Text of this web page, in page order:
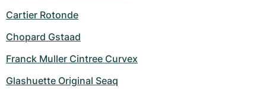
Cartier Rotonde
Chopard Gstaad
Franck Muller Cintree Curvex
Glashuette Original Seaq